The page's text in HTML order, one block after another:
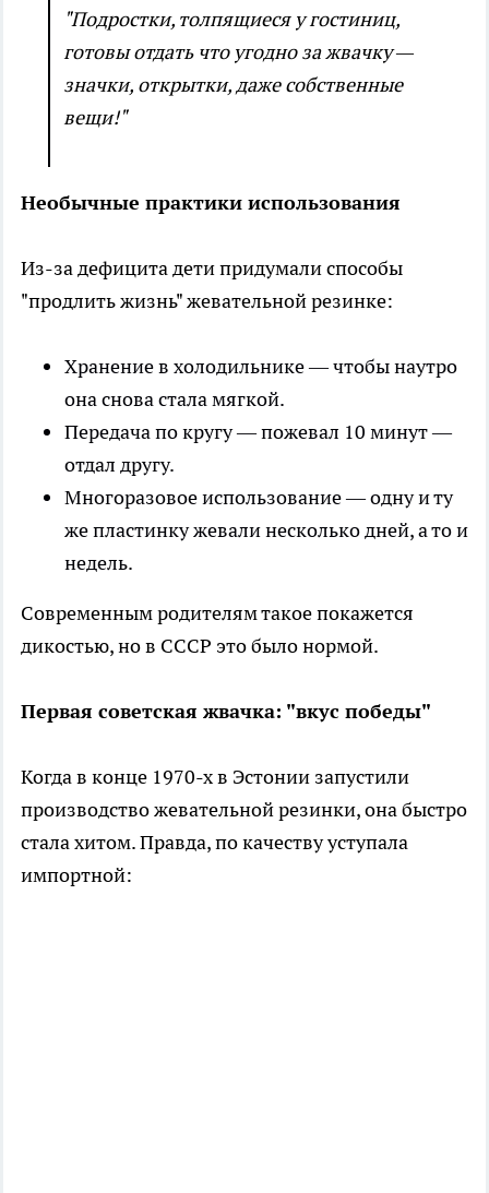
"Подростки, толпящиеся у гостиниц,
готовы отдать что угодно за жвачку —
значки, открытки, даже собственные
вещи!"
Необычные практики использования
Из-за дефицита дети придумали способы
"продлить жизнь" жевательной резинке:
Хранение в холодильнике — чтобы наутро
она снова стала мягкой.
Передача по кругу — пожевал 10 минут —
отдал другу.
Многоразовое использование — одну и ту
же пластинку жевали несколько дней, а то и
недель.
Современным родителям такое покажется
дикостью, но в СССР это было нормой.
Первая советская жвачка: "вкус победы"
Когда в конце 1970-х в Эстонии запустили
производство жевательной резинки, она быстро
стала хитом. Правда, по качеству уступала
импортной: